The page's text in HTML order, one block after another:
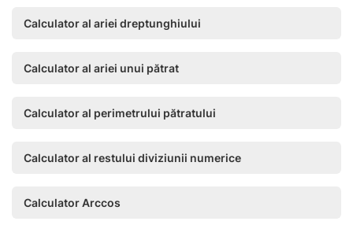
Calculator al ariei dreptunghiului
Calculator al ariei unui pătrat
Calculator al perimetrului pătratului
Calculator al restului diviziunii numerice
Calculator Arccos